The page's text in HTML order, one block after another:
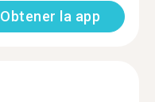
Obtener la app